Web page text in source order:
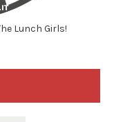
Lunch Girls!